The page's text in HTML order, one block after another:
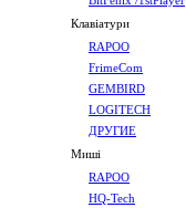
Клавіатури
RAPOO
FrimeCom
GEMBIRD
LOGITECH
ДРУГИЕ
Миші
RAPOO
HQ-Tech